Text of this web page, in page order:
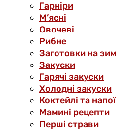
Гарніри
М’ясні
Овочеві
Рибне
Заготовки на
Закуски
Гарячі закуски
Холодні закуски
Коктейлі та напої
Мамині рецепти
Перші страви